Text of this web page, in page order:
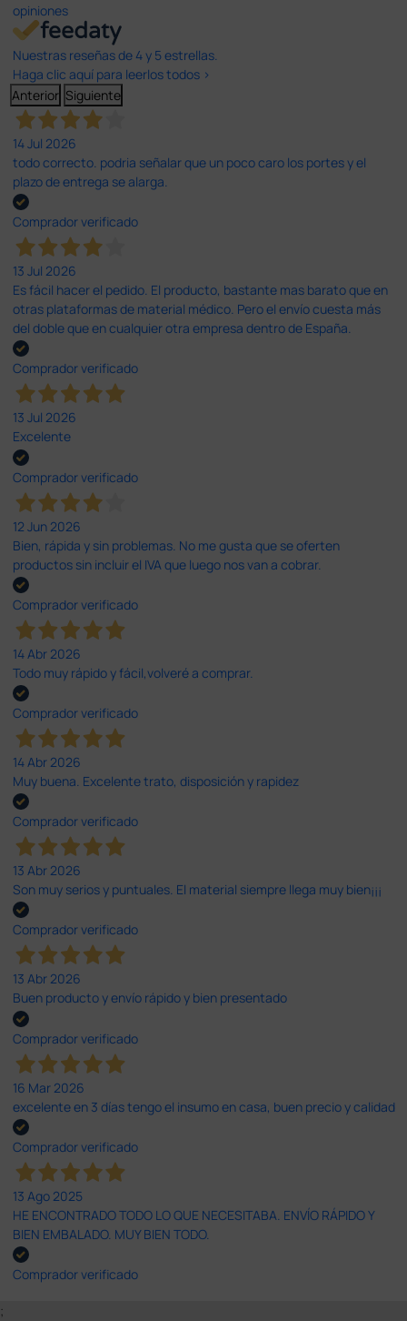
opiniones
Nuestras reseñas de 4 y 5 estrellas.
Haga clic aquí para leerlos todos >
Anterior Siguiente
14 Jul 2026
todo correcto. podria señalar que un poco caro los portes y el
plazo de entrega se alarga.
Comprador verificado
13 Jul 2026
Es fácil hacer el pedido. El producto, bastante mas barato que en
otras plataformas de material médico. Pero el envío cuesta más
del doble que en cualquier otra empresa dentro de España.
Comprador verificado
13 Jul 2026
Excelente
Comprador verificado
12 Jun 2026
Bien, rápida y sin problemas. No me gusta que se oferten
productos sin incluir el IVA que luego nos van a cobrar.
Comprador verificado
14 Abr 2026
Todo muy rápido y fácil,volveré a comprar.
Comprador verificado
14 Abr 2026
Muy buena. Excelente trato, disposición y rapidez
Comprador verificado
13 Abr 2026
Son muy serios y puntuales. El material siempre llega muy bien¡¡¡
Comprador verificado
13 Abr 2026
Buen producto y envío rápido y bien presentado
Comprador verificado
16 Mar 2026
excelente en 3 días tengo el insumo en casa, buen precio y calidad
Comprador verificado
13 Ago 2025
HE ENCONTRADO TODO LO QUE NECESITABA. ENVÍO RÁPIDO Y
BIEN EMBALADO. MUY BIEN TODO.
Comprador verificado
;